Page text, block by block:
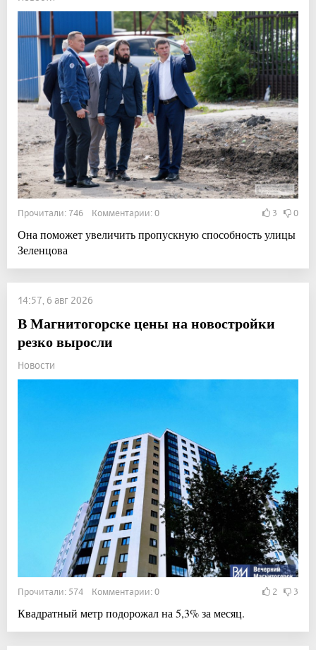
Прочитали: 746 Комментарии: 0 3 0
Она поможет увеличить пропускную способность улицы
Зеленцова
14:57, 6 авг 2026
В Магнитогорске цены на новостройки
резко выросли
Новости
Прочитали: 574 Комментарии: 0 2 3
Квадратный метр подорожал на 5,3% за месяц.